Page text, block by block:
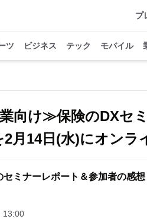
プ
ツ ビジネス テック モバイル
向け≫保険のDXセ
2月14日(水)にオンラ
セミナーレポート＆参加者の感想
13:00